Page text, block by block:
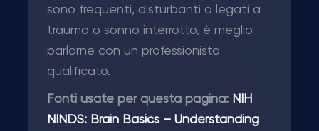
sono frequenti, disturbanti o legati a
trauma o sonno interrotto, è meglio
parlarne con un professionista
qualificato.
Fonti usate per questa pagina: NIH
NINDS: Brain Basics – Understanding